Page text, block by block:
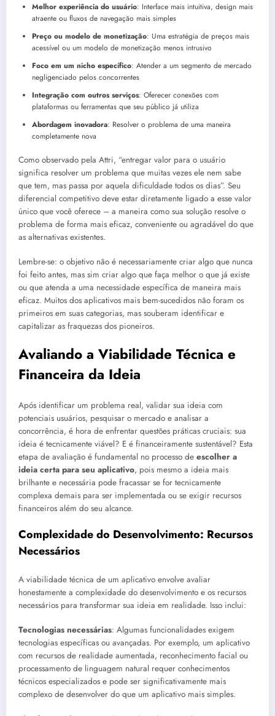
Melhor experiência do usuário: Interface mais intuitiva, design mais
atraente ou fluxos de navegação mais simples
Preço ou modelo de monetização: Uma estratégia de preços mais
acessível ou um modelo de monetização menos intrusivo
Foco em um nicho específico: Atender a um segmento de mercado
negligenciado pelos concorrentes
Integração com outros serviços: Oferecer conexões com
plataformas ou ferramentas que seu público já utiliza
Abordagem inovadora: Resolver o problema de uma maneira
completamente nova
Como observado pela Attri, “entregar valor para o usuário
significa resolver um problema que muitas vezes ele nem sabe
que tem, mas passa por aquela dificuldade todos os dias”. Seu
diferencial competitivo deve estar diretamente ligado a esse valor
único que você oferece – a maneira como sua solução resolve o
problema de forma mais eficaz, conveniente ou agradável do que
as alternativas existentes.
Lembre-se: o objetivo não é necessariamente criar algo que nunca
foi feito antes, mas sim criar algo que faça melhor o que já existe
ou que atenda a uma necessidade específica de maneira mais
eficaz. Muitos dos aplicativos mais bem-sucedidos não foram os
primeiros em suas categorias, mas souberam identificar e
capitalizar as fraquezas dos pioneiros.
Avaliando a Viabilidade Técnica e
Financeira da Ideia
Após identificar um problema real, validar sua ideia com
potenciais usuários, pesquisar o mercado e analisar a
concorrência, é hora de enfrentar questões práticas cruciais: sua
ideia é tecnicamente viável? E é financeiramente sustentável? Esta
etapa de avaliação é fundamental no processo de escolher a
ideia certa para seu aplicativo, pois mesmo a ideia mais
brilhante e necessária pode fracassar se for tecnicamente
complexa demais para ser implementada ou se exigir recursos
financeiros além do seu alcance.
Complexidade do Desenvolvimento: Recursos
Necessários
A viabilidade técnica de um aplicativo envolve avaliar
honestamente a complexidade do desenvolvimento e os recursos
necessários para transformar sua ideia em realidade. Isso inclui:
Tecnologias necessárias: Algumas funcionalidades exigem
tecnologias específicas ou avançadas. Por exemplo, um aplicativo
com recursos de realidade aumentada, reconhecimento facial ou
processamento de linguagem natural requer conhecimentos
técnicos especializados e pode ser significativamente mais
complexo de desenvolver do que um aplicativo mais simples.